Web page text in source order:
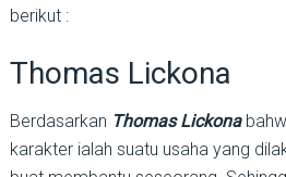
berikut :
Thomas Lickona
Berdasarkan Thomas Lickona
karakter ialah suatu usaha yang